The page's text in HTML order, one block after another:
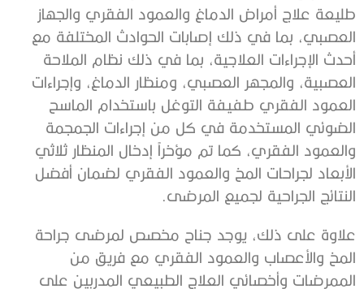
طليعة علاج أمراض الدماغ والعمود الفقري والجهاز
العصبي، بما في ذلك إصابات الحوادث المختلفة مع
أحدث الإجراءات العلاجية، بما في ذلك نظام الملاحة
العصبية، والمجهر العصبي، ومنظار الدماغ، وإجراءات
العمود الفقري طفيفة التوغل باستخدام الماسح
الضوئي المستخدمة في كل من إجراءات الجمجمة
والعمود الفقري، كما تم مؤخراً إدخال المنظار ثلاثي
الأبعاد لجراحات المخ والعمود الفقري لضمان أفضل
النتائج الجراحية لجميع المرضى.
علاوة على ذلك، يوجد جناح مخصص لمرضى جراحة
المخ والأعصاب والعمود الفقري مع فريق من
الممرضات وأخصائي العلاج الطبيعي المدربين على